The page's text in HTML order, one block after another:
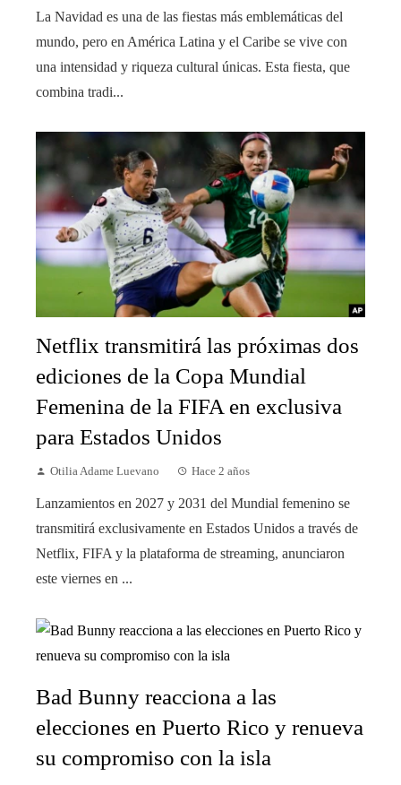
La Navidad es una de las fiestas más emblemáticas del
mundo, pero en América Latina y el Caribe se vive con
una intensidad y riqueza cultural únicas. Esta fiesta, que
combina tradi...
Netflix transmitirá las próximas dos
ediciones de la Copa Mundial
Femenina de la FIFA en exclusiva
para Estados Unidos
Otilia Adame Luevano Hace 2 años
Lanzamientos en 2027 y 2031 del Mundial femenino se
transmitirá exclusivamente en Estados Unidos a través de
Netflix, FIFA y la plataforma de streaming, anunciaron
este viernes en ...
Bad Bunny reacciona a las
elecciones en Puerto Rico y renueva
su compromiso con la isla